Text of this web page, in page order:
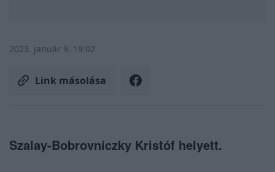
2023. január 9. 19:02
Link másolása
Szalay-Bobrovniczky Kristóf helyett.